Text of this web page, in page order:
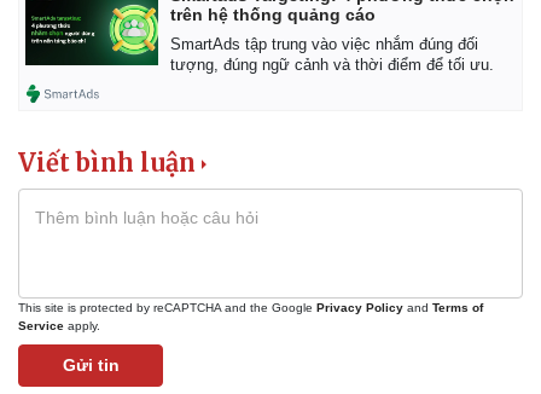
trên hệ thống quảng cáo
SmartAds tập trung vào việc nhắm đúng đối
tượng, đúng ngữ cảnh và thời điểm để tối ưu.
Viết bình luận
This site is protected by reCAPTCHA and the Google Privacy Policy and Terms of
Service apply.
Gửi tin